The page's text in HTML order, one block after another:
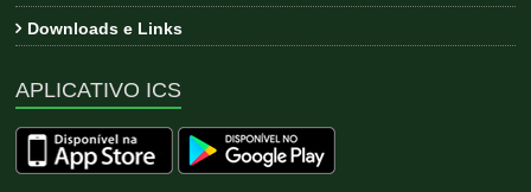
Downloads e Links
APLICATIVO ICS